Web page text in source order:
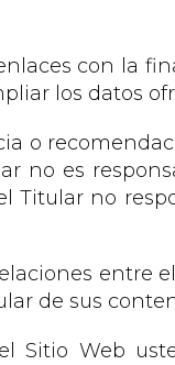
con la
los datos
o
no es
Titular no
entre
de sus
Sitio Web